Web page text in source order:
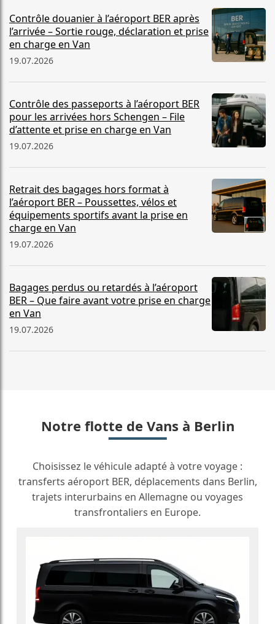
Contrôle douanier à l’aéroport BER après
l’arrivée – Sortie rouge, déclaration et prise
en charge en Van
19.07.2026
Contrôle des passeports à l’aéroport BER
pour les arrivées hors Schengen – File
d’attente et prise en charge en Van
19.07.2026
Retrait des bagages hors format à
l’aéroport BER – Poussettes, vélos et
équipements sportifs avant la prise en
charge en Van
19.07.2026
Bagages perdus ou retardés à l’aéroport
BER – Que faire avant votre prise en charge
en Van
19.07.2026
Notre flotte de Vans à Berlin
Choisissez le véhicule adapté à votre voyage :
transferts aéroport BER, déplacements dans Berlin,
trajets interurbains en Allemagne ou voyages
transfrontaliers en Europe.